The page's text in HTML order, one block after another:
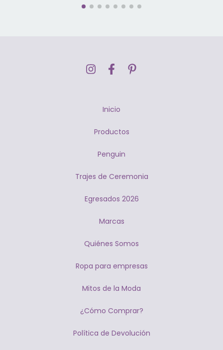
Inicio
Productos
Penguin
Trajes de Ceremonia
Egresados 2026
Marcas
Quiénes Somos
Ropa para empresas
Mitos de la Moda
¿Cómo Comprar?
Política de Devolución